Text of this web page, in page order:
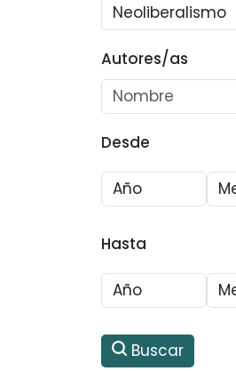
Autores/as
Desde
Hasta
Buscar